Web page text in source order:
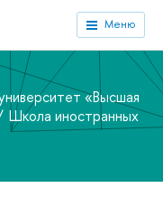
Меню
«Высшая
Школа иностранных